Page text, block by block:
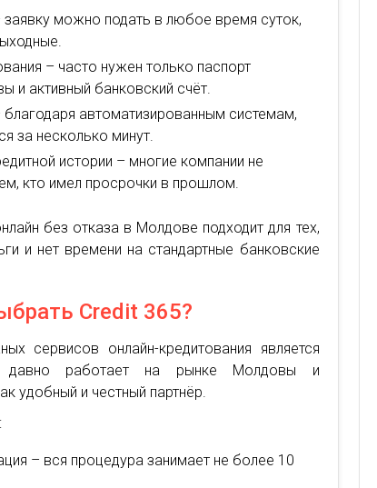
можно подать в любое время суток,
– часто нужен только паспорт
и активный банковский счёт.
автоматизированным системам,
за несколько минут.
истории – многие компании не
кто имел просрочки в прошлом.
без отказа в Молдове подходит для тех,
и нет времени на стандартные банковские
Credit 365?
сервисов онлайн-кредитования является
давно работает на рынке Молдовы и
удобный и честный партнёр.
– вся процедура занимает не более 10